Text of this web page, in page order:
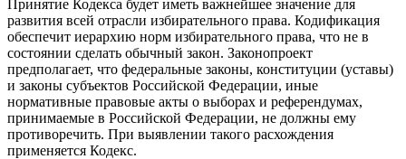
Принятие Кодекса будет иметь важнейшее значение для
развития всей отрасли избирательного права. Кодификация
обеспечит иерархию норм избирательного права, что не в
состоянии сделать обычный закон. Законопроект
предполагает, что федеральные законы, конституции (уставы)
и законы субъектов Российской Федерации, иные
нормативные правовые акты о выборах и референдумах,
принимаемые в Российской Федерации, не должны ему
противоречить. При выявлении такого расхождения
применяется Кодекс.